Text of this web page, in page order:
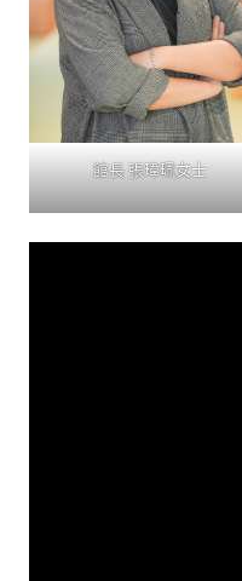
館長 張瑋珮女士